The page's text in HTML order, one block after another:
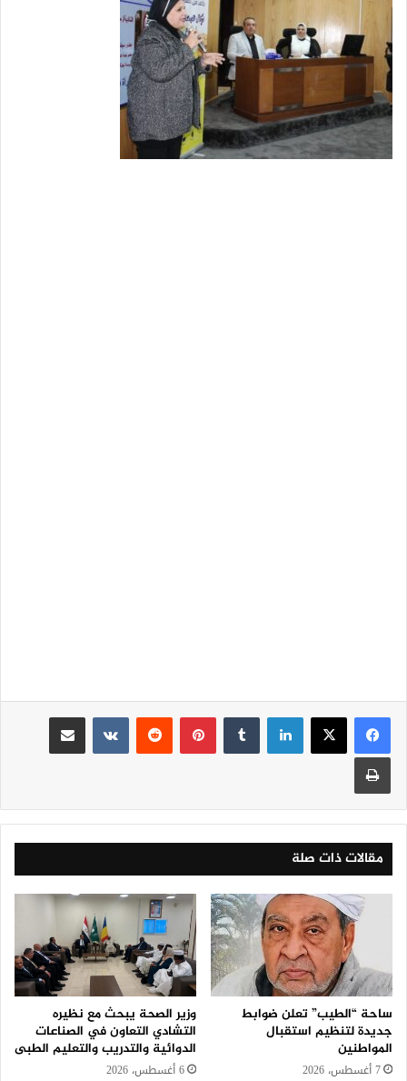
لينكدإن بينتيريست
مقالات ذات صلة
ساحة “الطيب” تعلن ضوابط
جديدة لتنظيم استقبال
المواطنين
7 أغسطس، 2026
وزير الصحة يبحث مع نظيره
التشادي التعاون في الصناعات
الدوائية والتدريب والتعليم الطبى
6 أغسطس، 2026